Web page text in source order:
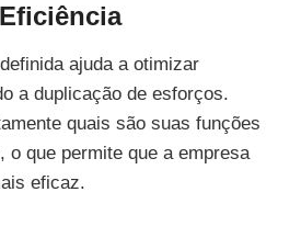
ajuda a otimizar
a duplicação de esforços.
quais são suas funções
o que permite que a empresa
eficaz.